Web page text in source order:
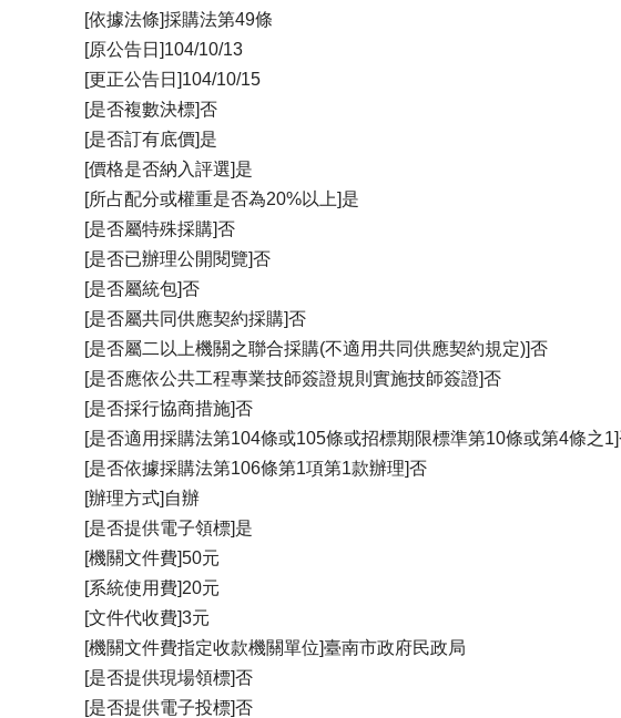
[依據法條]採購法第49條
[原公告日]104/10/13
[更正公告日]104/10/15
[是否複數決標]否
[是否訂有底價]是
[價格是否納入評選]是
[所占配分或權重是否為20%以上]是
[是否屬特殊採購]否
[是否已辦理公開閱覽]否
[是否屬統包]否
[是否屬共同供應契約採購]否
[是否屬二以上機關之聯合採購(不適用共同供應契約規定)]否
[是否應依公共工程專業技師簽證規則實施技師簽證]否
[是否採行協商措施]否
[是否適用採購法第104條或105條或招標期限標準第10條或第4條之
[是否依據採購法第106條第1項第1款辦理]否
[辦理方式]自辦
[是否提供電子領標]是
[機關文件費]50元
[系統使用費]20元
[文件代收費]3元
[機關文件費指定收款機關單位]臺南市政府民政局
[是否提供現場領標]否
[是否提供電子投標]否